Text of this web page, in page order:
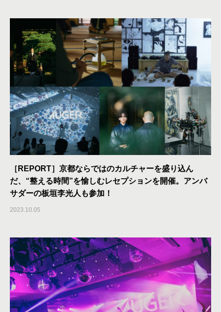
［REPORT］京都ならではのカルチャーを盛り込ん
だ、“整える時間”を愉しむレセプションを開催。アンバ
サダーの板垣李光人も参加！
2023.10.05